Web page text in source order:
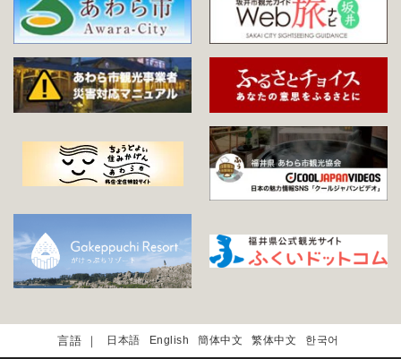
日本語 English 簡体中文 繁体中文 한국어